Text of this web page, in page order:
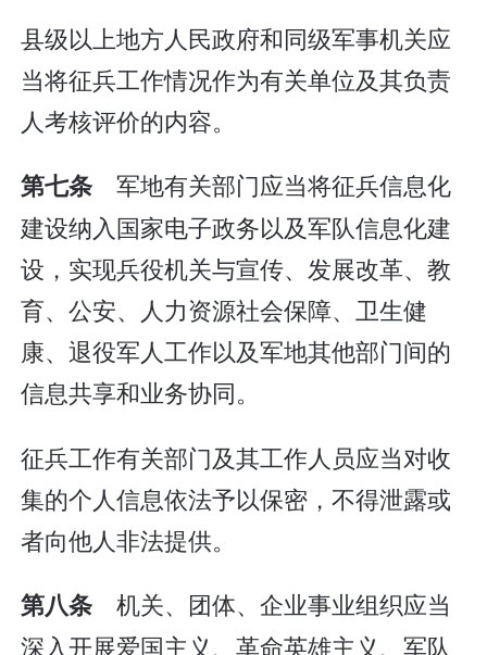
县级以上地方人民政府和同级军事机关应
当将征兵工作情况作为有关单位及其负责
人考核评价的内容。
第七条 军地有关部门应当将征兵信息化
建设纳入国家电子政务以及军队信息化建
设，实现兵役机关与宣传、发展改革、教
育、公安、人力资源社会保障、卫生健
康、退役军人工作以及军地其他部门间的
信息共享和业务协同。
征兵工作有关部门及其工作人员应当对收
集的个人信息依法予以保密，不得泄露或
者向他人非法提供。
第八条 机关、团体、企业事业组织应当
深入开展爱国主义、革命英雄主义、军队